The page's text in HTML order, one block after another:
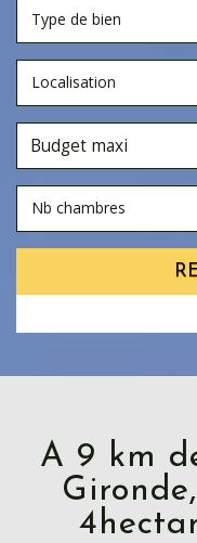
Type de bien
Localisation
Nb chambres
A 9 km de Mortagne Sur